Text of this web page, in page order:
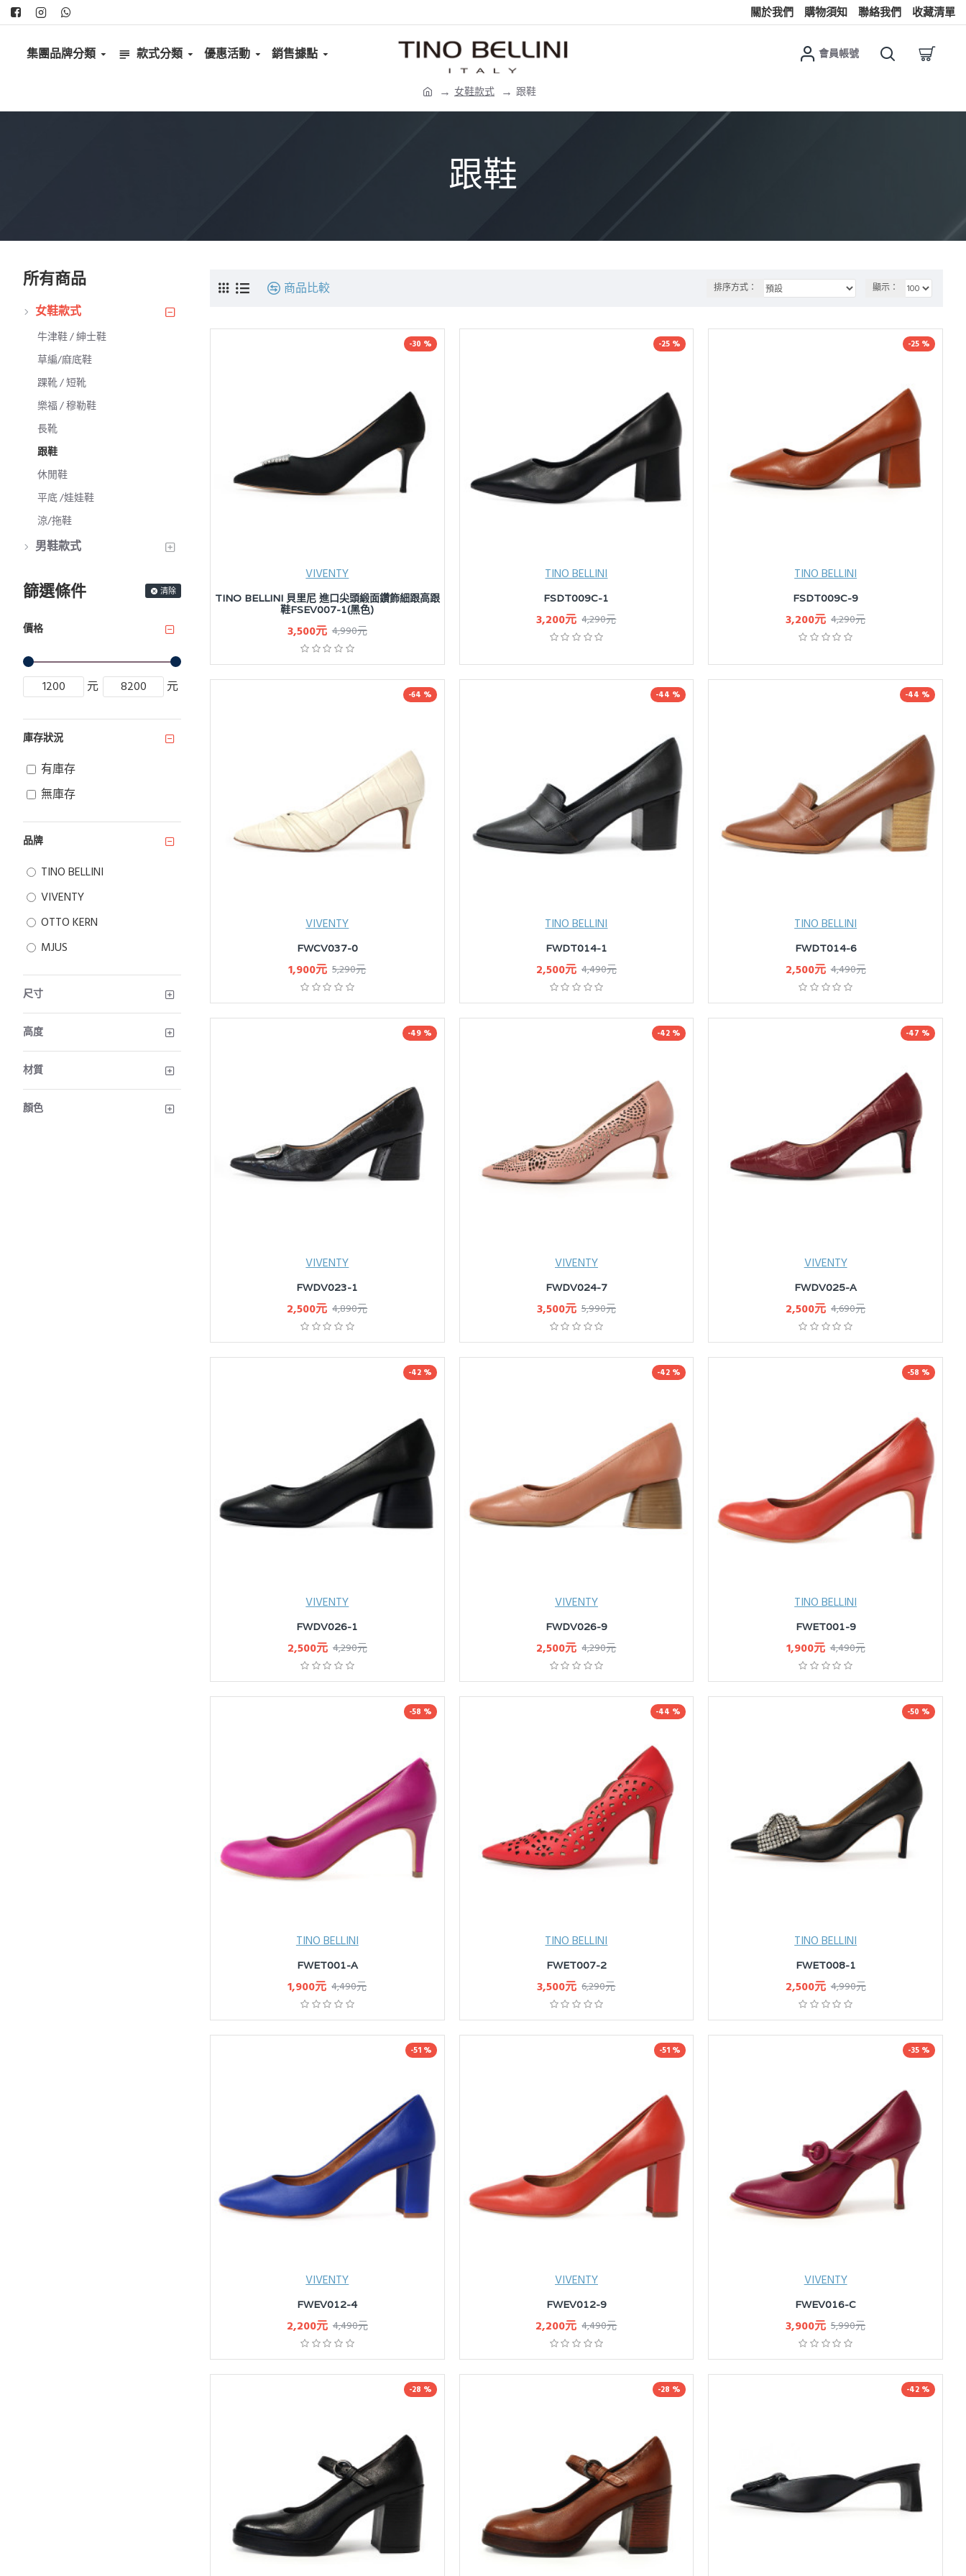
關於我們 購物須知 聯絡我們 收藏清單
集團品牌分類 款式分類 優惠活動 銷售據點 會員帳號
女鞋款式 跟鞋
跟鞋
所有商品
女鞋款式
牛津鞋 / 紳士鞋
草編/麻底鞋
踝靴 / 短靴
樂福 / 穆勒鞋
長靴
跟鞋
休閒鞋
平底 /娃娃鞋
涼/拖鞋
男鞋款式
篩選條件 清除
價格
元 元
品牌
TINO BELLINI
VIVENTY
OTTO KERN
MJUS
尺寸
高度
顏色
材質
庫存狀況
有庫存
無庫存
商品比較 排序方式： 顯示：
-30 %
VIVENTY
TINO BELLINI 貝里尼 進口尖頭緞面鑽飾細跟高跟
鞋FSEV007-1(黑色)
3,500元 4,990元
-25 %
TINO BELLINI
FSDT009C-1
3,200元 4,290元
-25 %
TINO BELLINI
FSDT009C-9
3,200元 4,290元
-64 %
VIVENTY
FWCV037-0
1,900元 5,290元
-44 %
TINO BELLINI
FWDT014-1
2,500元 4,490元
-44 %
TINO BELLINI
FWDT014-6
2,500元 4,490元
-49 %
VIVENTY
FWDV023-1
2,500元 4,890元
-42 %
VIVENTY
FWDV024-7
3,500元 5,990元
-47 %
VIVENTY
FWDV025-A
2,500元 4,690元
-42 %
VIVENTY
FWDV026-1
2,500元 4,290元
-42 %
VIVENTY
FWDV026-9
2,500元 4,290元
-58 %
TINO BELLINI
FWET001-9
1,900元 4,490元
-58 %
TINO BELLINI
FWET001-A
1,900元 4,490元
-44 %
TINO BELLINI
FWET007-2
3,500元 6,290元
-50 %
TINO BELLINI
FWET008-1
2,500元 4,990元
-51 %
VIVENTY
FWEV012-4
2,200元 4,490元
-51 %
VIVENTY
FWEV012-9
2,200元 4,490元
-35 %
VIVENTY
FWEV016-C
3,900元 5,990元
-28 % -28 % -42 %